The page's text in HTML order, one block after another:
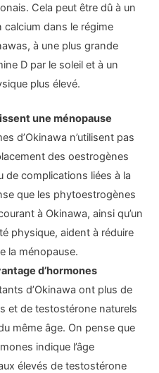
Cela peut être dû à un
calcium dans le régime
à une plus grande
D par le soleil et à un
plus élevé.
une ménopause
d’Okinawa n’utilisent pas
des oestrogènes
de complications liées à la
que les phytoestrogènes
à Okinawa, ainsi qu’un
physique, aident à réduire
la ménopause.
d’hormones
d’Okinawa ont plus de
et de testostérone naturels
même âge. On pense que
indique l’âge
élevés de testostérone